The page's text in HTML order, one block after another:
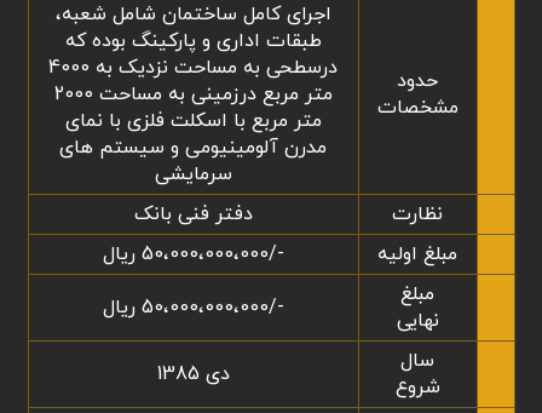
حدود
مشخصات
اجرای كامل ساختمان شامل شعبه،
طبقات اداری و پارکینگ بوده که
درسطحی به مساحت نزدیک به 4000
متر مربع درزمینی به مساحت 2000
متر مربع با اسکلت فلزی با نمای
مدرن آلومینیومی و سیستم های
سرمایشی
نظارت
دفتر فنی بانک
مبلغ اولیه
-/50،000،000،000 ریال
مبلغ
نهایی
-/50،000،000،000 ریال
سال
شروع
دی 1385